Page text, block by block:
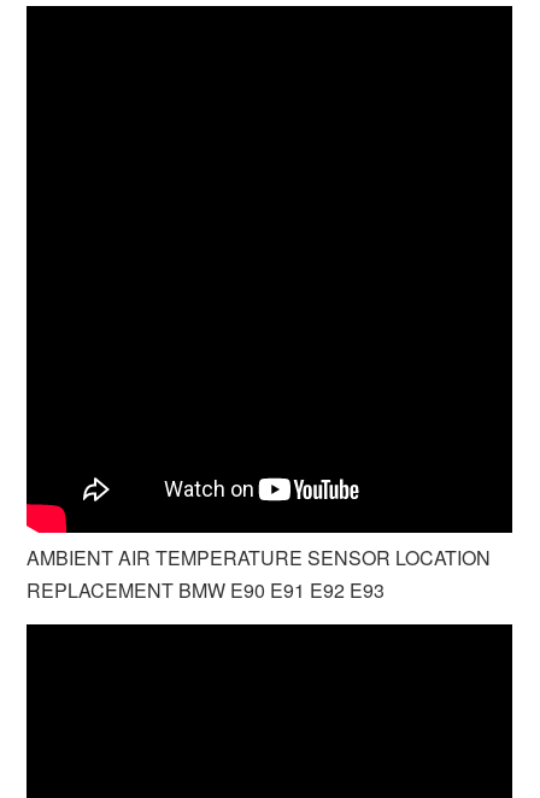
AMBIENT AIR TEMPERATURE SENSOR LOCATION
REPLACEMENT BMW E90 E91 E92 E93